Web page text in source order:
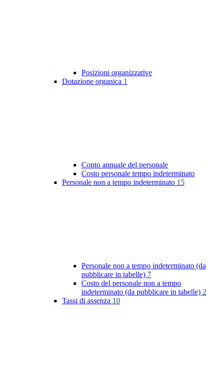
Posizioni organizzative
Dotazione organica 1
Conto annuale del personale
Costo personale tempo indeterminato
Personale non a tempo indeterminato 15
Personale non a tempo indeterminato (da
pubblicare in tabelle) 7
Costo del personale non a tempo
indeterminato (da pubblicare in tabelle) 2
Tassi di assenza 10